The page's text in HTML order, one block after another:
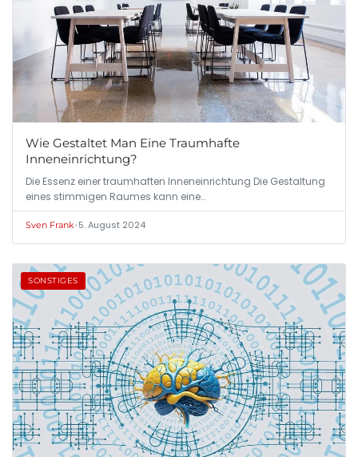
Wie Gestaltet Man Eine Traumhafte
Inneneinrichtung?
Die Essenz einer traumhaften Inneneinrichtung Die Gestaltung
eines stimmigen Raumes kann eine…
Sven Frank•5. August 2024
SONSTIGES